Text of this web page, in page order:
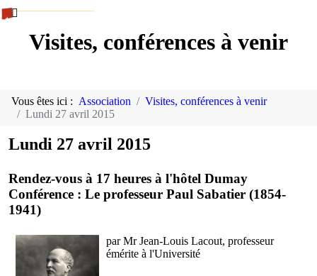
Visites, conférences à venir
Vous êtes ici : Association
Visites, conférences à venir
Lundi 27 avril 2015
Lundi 27 avril 2015
Rendez-vous à 17 heures à l'hôtel Dumay
Conférence : Le professeur Paul Sabatier (1854-
1941)
par Mr Jean-Louis Lacout, professeur
émérite à l'Université